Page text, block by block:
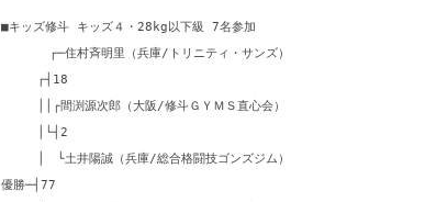
■キッズ修斗 キッズ４・28kg以下級 7名参加
┌─住村斉明里（兵庫/トリニティ・サンズ）
┌┤18
││┌間渕源次郎（大阪/修斗ＧＹＭＳ直心会）
│└┤2
│ └土井陽誠（兵庫/総合格闘技ゴンズジム）
優勝─┤77